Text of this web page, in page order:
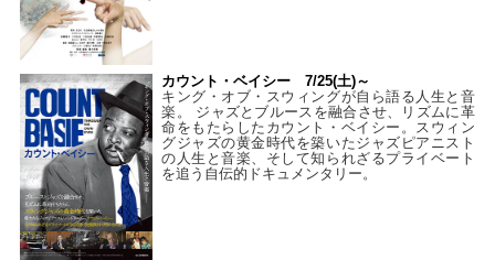
カウント・ベイシー 7/25(土)～
キング・オブ・スウィングが自ら語る人生と音
楽。 ジャズとブルースを融合させ、リズムに革
命をもたらしたカウント・ベイシー。スウィン
グジャズの黄金時代を築いたジャズピアニスト
の人生と音楽、そして知られざるプライベート
を追う自伝的ドキュメンタリー。